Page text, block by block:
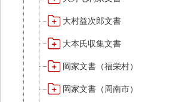
大村益次郎文書
大本氏収集文書
岡家文書（福栄村）
岡家文書（周南市）